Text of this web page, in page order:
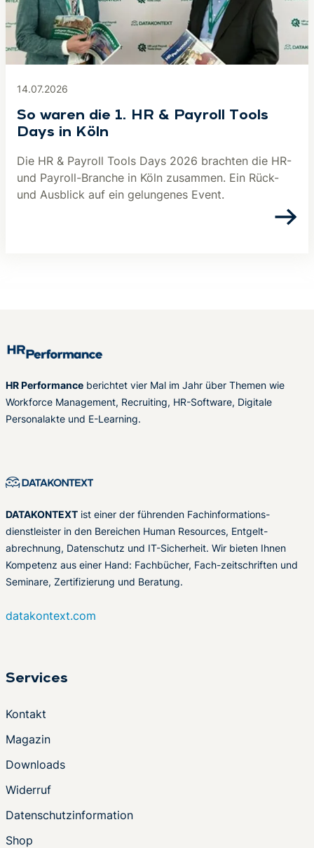
14.07.2026
So waren die 1. HR & Payroll Tools
Days in Köln
Die HR & Payroll Tools Days 2026 brachten die HR-
und Payroll-Branche in Köln zusammen. Ein Rück-
und Ausblick auf ein gelungenes Event.
HR Performance berichtet vier Mal im Jahr über Themen wie
Workforce Management, Recruiting, HR-Software, Digitale
Personalakte und E-Learning.
DATAKONTEXT ist einer der führenden Fachinformations-
dienstleister in den Bereichen Human Resources, Entgelt-
abrechnung, Datenschutz und IT-Sicherheit. Wir bieten Ihnen
Kompetenz aus einer Hand: Fachbücher, Fach-zeitschriften und
Seminare, Zertifizierung und Beratung.
datakontext.com
Services
Kontakt
Magazin
Downloads
Widerruf
Datenschutzinformation
Shop